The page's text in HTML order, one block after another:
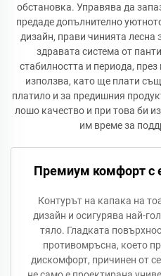
обстановка. Управява да
предаде допълнително
дизайн, прави чинията лесна
здравата система от
стабилността и периода,
използва, като ще плати
платило и за предишния
лошо качество и при това би
им време за
Премиум комфорт с
Контурът на капака на
дизайн и осигурява най-
тяло. Гладката
противомръсна, което
дискомфорт, причинен от